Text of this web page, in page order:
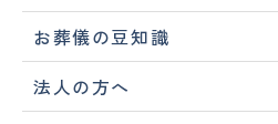
お葬儀の豆知識
法人の方へ